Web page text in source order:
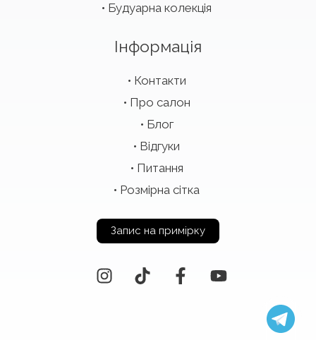
Будуарна колекція
Інформація
Контакти
Про салон
Блог
Відгуки
Питання
Розмірна сітка
Запис на примірку